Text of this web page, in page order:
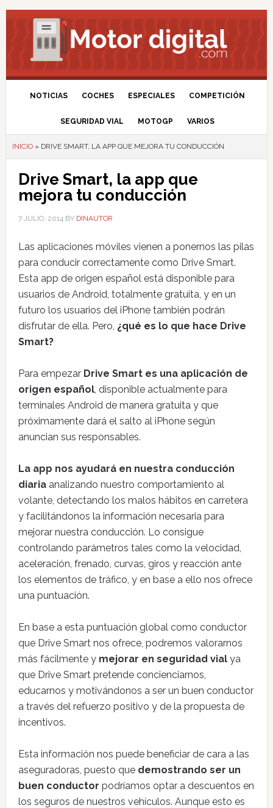
NOTICIAS COCHES ESPECIALES COMPETICIÓN
SEGURIDAD VIAL MOTOGP VARIOS
INICIO» DRIVE SMART, LA APP QUE MEJORA TU CONDUCCIÓN
Drive Smart, la app que
mejora tu conducción
7 JULIO, 2014BY DINAUTOR
Las aplicaciones móviles vienen a ponernos las pilas
para conducir correctamente como Drive Smart.
Esta app de origen español está disponible para
usuarios de Android, totalmente gratuita, y en un
futuro los usuarios del iPhone también podrán
disfrutar de ella. Pero, ¿qué es lo que hace Drive
Smart?
Para empezar Drive Smart es una aplicación de
origen español, disponible actualmente para
terminales Android de manera gratuita y que
próximamente dará el salto al iPhone según
anuncian sus responsables.
La app nos ayudará en nuestra conducción
diariaanalizando nuestro comportamiento al
volante, detectando los malos hábitos en carretera
y facilitándonos la información necesaria para
mejorar nuestra conducción. Lo consigue
controlando parámetros tales como la velocidad,
aceleración, frenado, curvas, giros y reacción ante
los elementos de tráfico, y en base a ello nos ofrece
una puntuación.
En base a esta puntuación global como conductor
que Drive Smart nos ofrece, podremos valorarnos
más fácilmente y mejorar en seguridad vialya
que Drive Smart pretende concienciarnos,
educarnos y motivándonos a ser un buen conductor
a través del refuerzo positivo y de la propuesta de
incentivos.
Esta información nos puede beneficiar de cara a las
aseguradoras, puesto que demostrando ser un
buen conductor podríamos optar a descuentos en
los seguros de nuestros vehículos. Aunque esto es